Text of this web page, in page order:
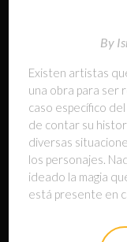
By
Existen artistas
una obra para ser
caso específico
de contar su
diversas
los personajes.
ideado la magia
está presente en